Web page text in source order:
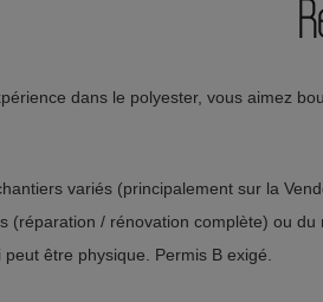
dans le polyester, vous aimez
variés (principalement sur la
(réparation / rénovation complète) ou
être physique. Permis B exigé.